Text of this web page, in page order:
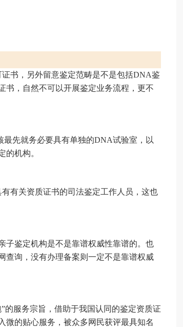
书，另外留意鉴定范畴是不是包括DNA鉴
书，自然不可以开展鉴定业务流程，更不
先就务必要具有单独的DNA试验室，以
的机构。
有关资质证书的司法鉴定工作人员，这也
子鉴定机构是不是靠谱权威性靠谱的。也
查询，没有办理备案则一定不是靠谱权威
的服务宗旨，借助于我国认同的鉴定资质证
微的贴心服务，被众多网民获评最具知名